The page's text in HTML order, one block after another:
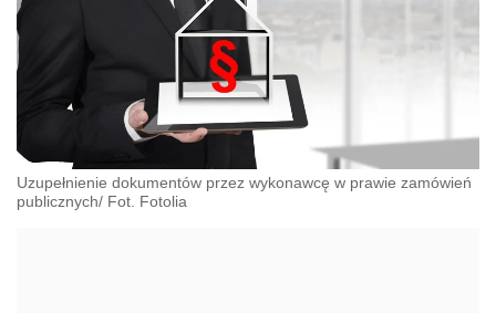
Uzupełnienie dokumentów przez wykonawcę w prawie zamówień
publicznych/ Fot. Fotolia